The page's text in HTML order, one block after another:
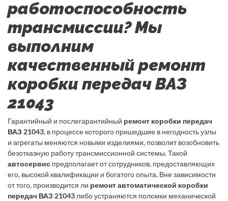
работоспособность
трансмиссии? Мы
выполним
качественный ремонт
коробки передач ВАЗ
21043
Гарантийный и послегарантийный ремонт коробки передач
ВАЗ 21043, в процессе которого пришедшие в негодность узлы
и агрегаты меняются новыми изделиями, позволит возобновить
безотказную работу трансмиссионной системы. Такой
автосервис предполагает от сотрудников, предоставляющих
его, высокой квалификации и богатого опыта. Вне зависимости
от того, производится ли ремонт автоматической коробки
передач ВАЗ 21043 либо устраняются поломки механической